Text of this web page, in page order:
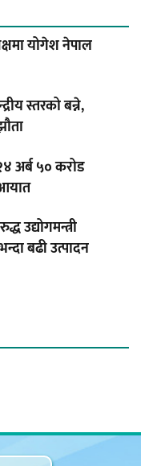
योगेश नेपाल
स्तरको बन्ने,
अर्ब ५० करोड
उद्योगमन्त्री
बढी उत्पादन